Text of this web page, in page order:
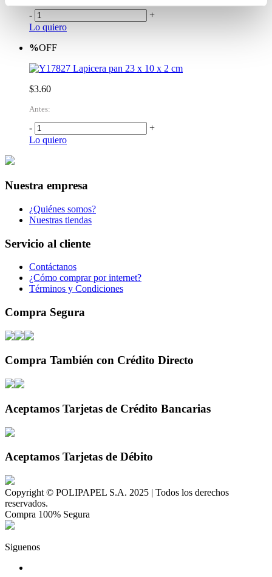
-
+
Lo quiero
%OFF
Lapicera pan 23 x 10 x 2 cm
$3.60
Antes:
-
+
Lo quiero
Nuestra empresa
¿Quiénes somos?
Nuestras tiendas
Servicio al cliente
Contáctanos
¿Cómo comprar por internet?
Términos y Condiciones
Compra Segura
Compra También con Crédito Directo
Aceptamos Tarjetas de Crédito Bancarias
Aceptamos Tarjetas de Débito
Copyright © POLIPAPEL S.A. 2025 | Todos los derechos
reservados.
Compra 100% Segura
Siguenos